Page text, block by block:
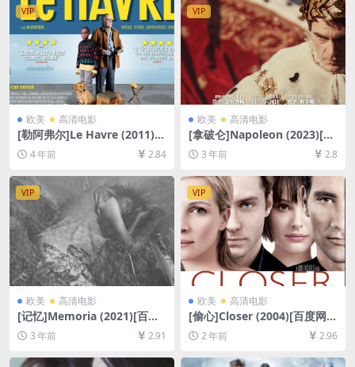
VIP
欧美 高清电影
[勒阿弗尔]Le Havre (2011)
[百度网盘+迅雷云盘资源1080
P超清未删减][MP4/6GB][中
文字幕]
4 年前 2.84
VIP
欧美 高清电影
[拿破仑]Napoleon (2023)[百
度网盘+夸克网盘1080P超清
未删减资源][网盘在线播放/下
载][MP4/10GB][官方中英字
幕]
3 年前 2.8
VIP
欧美 高清电影
[记忆]Memoria (2021)[百度
网盘+迅雷云盘资源1080P超
清未删减][MP4/7GB][中英字
3 年前 2.91
VIP
欧美 高清电影
[偷心]Closer (2004)[百度网盘
+夸克网盘1080P超清未删减
资源][网盘在线播放/下载][MP
2 年前 2.96